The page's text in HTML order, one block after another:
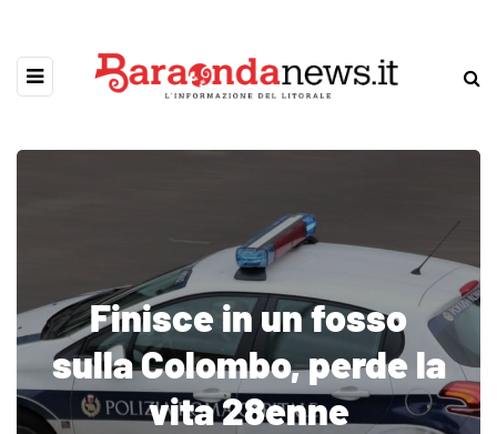
Finisce in un fosso
sulla Colombo, perde la
vita 28enne